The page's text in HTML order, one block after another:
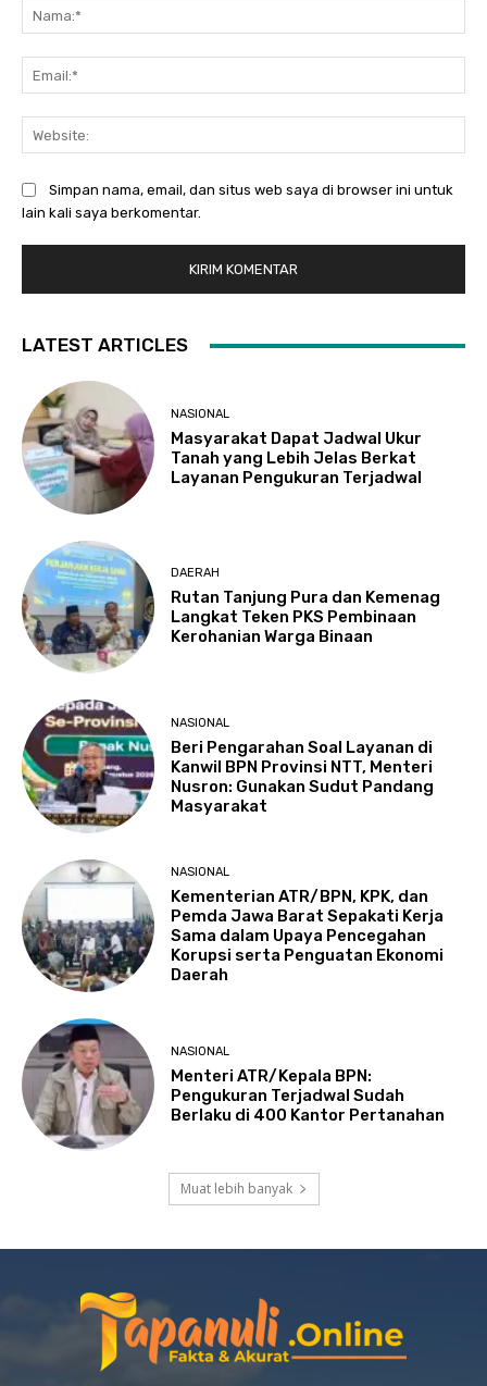
Simpan nama, email, dan situs web saya di browser ini untuk
lain kali saya berkomentar.
LATEST ARTICLES
NASIONAL
Masyarakat Dapat Jadwal Ukur
Tanah yang Lebih Jelas Berkat
Layanan Pengukuran Terjadwal
DAERAH
Rutan Tanjung Pura dan Kemenag
Langkat Teken PKS Pembinaan
Kerohanian Warga Binaan
NASIONAL
Beri Pengarahan Soal Layanan di
Kanwil BPN Provinsi NTT, Menteri
Nusron: Gunakan Sudut Pandang
Masyarakat
NASIONAL
Kementerian ATR/BPN, KPK, dan
Pemda Jawa Barat Sepakati Kerja
Sama dalam Upaya Pencegahan
Korupsi serta Penguatan Ekonomi
Daerah
NASIONAL
Menteri ATR/Kepala BPN:
Pengukuran Terjadwal Sudah
Berlaku di 400 Kantor Pertanahan
Muat lebih banyak